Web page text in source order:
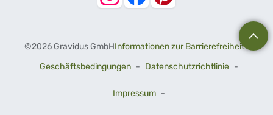
©2026 Gravidus GmbHInformationen zur Barrierefreiheit-
Geschäftsbedingungen - Datenschutzrichtlinie -
Impressum -